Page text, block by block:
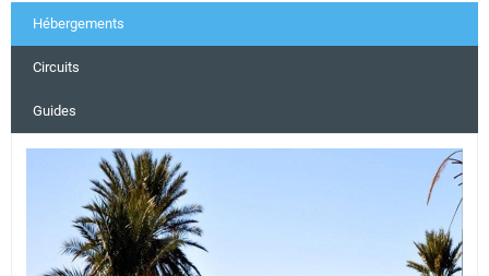
Hébergements
Circuits
Guides